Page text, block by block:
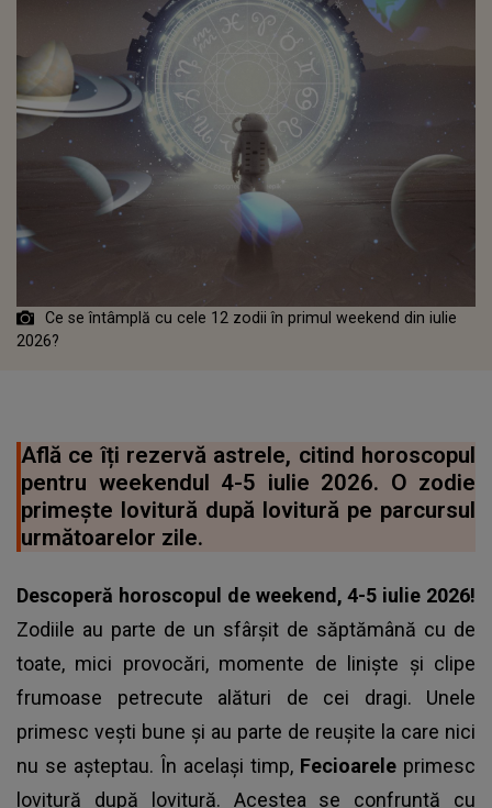
Ce se întâmplă cu cele 12 zodii în primul weekend din iulie
2026?
Află ce îți rezervă astrele, citind horoscopul
pentru weekendul 4-5 iulie 2026. O zodie
primește lovitură după lovitură pe parcursul
următoarelor zile.
Descoperă horoscopul de weekend, 4-5 iulie 2026!
Zodiile au parte de un sfârșit de săptămână cu de
toate, mici provocări, momente de liniște și clipe
frumoase petrecute alături de cei dragi. Unele
primesc vești bune și au parte de reușite la care nici
nu se așteptau. În același timp, Fecioarele primesc
lovitură după lovitură. Acestea se confruntă cu